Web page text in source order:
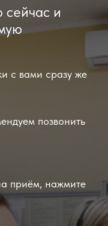
и
с вами сразу же
позвонить
приём, нажмите